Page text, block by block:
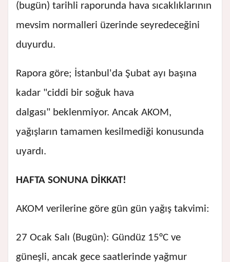
(bugün) tarihli raporunda hava sıcaklıklarının
mevsim normalleri üzerinde seyredeceğini
duyurdu.
Rapora göre; İstanbul'da Şubat ayı başına
kadar "ciddi bir soğuk hava
dalgası" beklenmiyor. Ancak AKOM,
yağışların tamamen kesilmediği konusunda
uyardı.
HAFTA SONUNA DİKKAT!
AKOM verilerine göre gün gün yağış takvimi:
27 Ocak Salı (Bugün): Gündüz 15°C ve
güneşli, ancak gece saatlerinde yağmur